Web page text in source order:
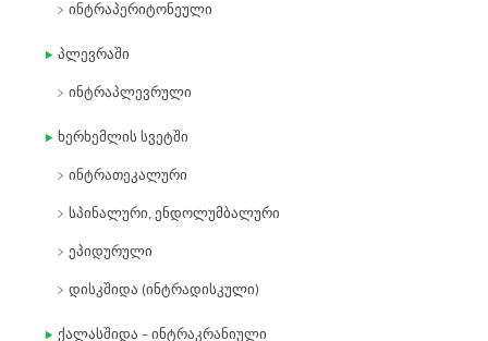
ინტრაპერიტონეული
პლევრაში
ინტრაპლევრული
ხერხემლის სვეტში
ინტრათეკალური
სპინალური, ენდოლუმბალური
ეპიდურული
დისკშიდა (ინტრადისკული)
ქალასშიდა – ინტრაკრანიული